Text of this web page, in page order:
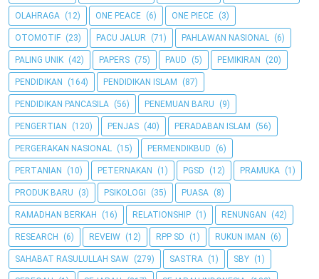
OLAHRAGA (12) ONE PEACE (6) ONE PIECE (3)
OTOMOTIF (23) PACU JALUR (71) PAHLAWAN NASIONAL (6)
PALING UNIK (42) PAPERS (75) PAUD (5) PEMIKIRAN (20)
PENDIDIKAN (164) PENDIDIKAN ISLAM (87)
PENDIDIKAN PANCASILA (56) PENEMUAN BARU (9)
PENGERTIAN (120) PENJAS (40) PERADABAN ISLAM (56)
PERGERAKAN NASIONAL (15) PERMENDIKBUD (6)
PERTANIAN (10) PETERNAKAN (1) PGSD (12) PRAMUKA (1)
PRODUK BARU (3) PSIKOLOGI (35) PUASA (8)
RAMADHAN BERKAH (16) RELATIONSHIP (1) RENUNGAN (42)
RESEARCH (6) REVEIW (12) RPP SD (1) RUKUN IMAN (6)
SAHABAT RASULULLAH SAW (279) SASTRA (1) SBY (1)